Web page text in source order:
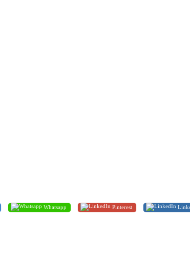
Whatsapp Pinterest